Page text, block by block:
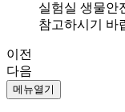
실험실 생물안
참고하시기 바
이전
다음
메뉴열기